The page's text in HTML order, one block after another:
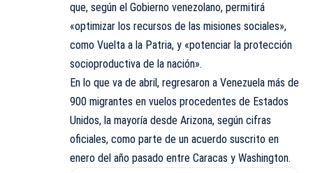
que, según el Gobierno venezolano, permitirá
«optimizar los recursos de las misiones sociales»,
como Vuelta a la Patria, y «potenciar la protección
socioproductiva de la nación».
En lo que va de abril, regresaron a Venezuela más de
900 migrantes en vuelos procedentes de Estados
Unidos, la mayoría desde Arizona, según cifras
oficiales, como parte de un acuerdo suscrito en
enero del año pasado entre Caracas y Washington.